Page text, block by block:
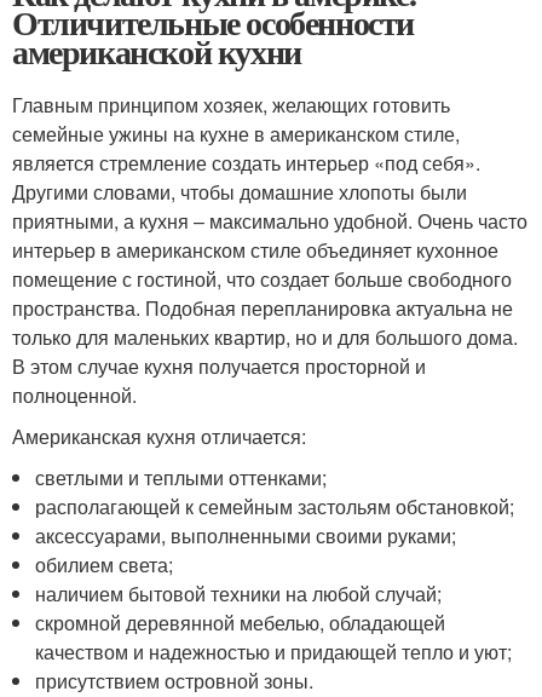
Отличительные особенности
американской кухни
Главным принципом хозяек, желающих готовить
семейные ужины на кухне в американском стиле,
является стремление создать интерьер «под себя».
Другими словами, чтобы домашние хлопоты были
приятными, а кухня – максимально удобной. Очень часто
интерьер в американском стиле объединяет кухонное
помещение с гостиной, что создает больше свободного
пространства. Подобная перепланировка актуальна не
только для маленьких квартир, но и для большого дома.
В этом случае кухня получается просторной и
полноценной.
Американская кухня отличается:
светлыми и теплыми оттенками;
располагающей к семейным застольям обстановкой;
аксессуарами, выполненными своими руками;
обилием света;
наличием бытовой техники на любой случай;
скромной деревянной мебелью, обладающей
качеством и надежностью и придающей тепло и уют;
присутствием островной зоны.